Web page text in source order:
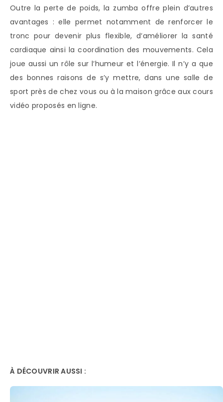
Outre la perte de poids, la zumba offre plein d’autres
avantages : elle permet notamment de renforcer le
tronc pour devenir plus flexible, d’améliorer la santé
cardiaque ainsi la coordination des mouvements. Cela
joue aussi un rôle sur l’humeur et l’énergie. Il n’y a que
des bonnes raisons de s’y mettre, dans une salle de
sport près de chez vous ou à la maison grâce aux cours
vidéo proposés en ligne.
À DÉCOUVRIR AUSSI :